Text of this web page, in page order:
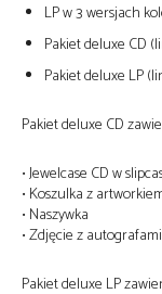
LP w 3 wersjach
Pakiet deluxe CD
Pakiet deluxe LP
Pakiet deluxe CD
• Jewelcase CD w
• Koszulka z
• Naszywka
• Zdjęcie z
Pakiet deluxe LP